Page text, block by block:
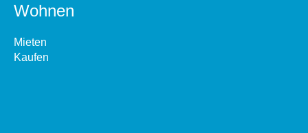
Wohnen
Mieten
Kaufen